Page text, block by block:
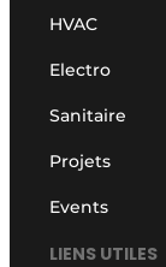
HVAC
Electro
Sanitaire
Projets
Events
LIENS UTILES